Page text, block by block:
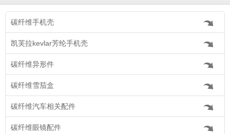
碳纤维手机壳
凯芙拉kevlar芳纶手机壳
碳纤维异形件
碳纤维雪茄盒
碳纤维汽车相关配件
碳纤维眼镜配件